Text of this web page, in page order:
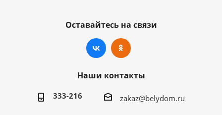
Оставайтесь на связи
Наши контакты
333-216 zakaz@belydom.ru